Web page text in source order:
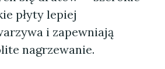
płyty lepiej
i zapewniają
nagrzewanie.